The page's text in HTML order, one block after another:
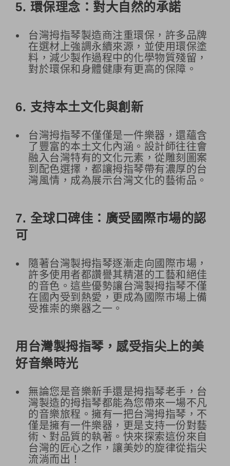
5. 環保理念：對大自然的承諾
台灣拇指琴製造商注重環保，許多品牌
在選材上強調永續來源，並使用環保塗
料，減少製作過程中的化學物質殘留，
對於環保和身體健康有更高的保障。
6. 支持本土文化與創新
台灣拇指琴不僅僅是一件樂器，還蘊含
了豐富的本土文化內涵。設計師往往會
融入台灣特有的文化元素，從雕刻圖案
到配色選擇，都讓拇指琴帶有濃厚的台
灣風情，成為展示台灣文化的藝術品。
7. 全球口碑佳：廣受國際市場的認
可
隨著台灣製拇指琴逐漸走向國際市場，
許多使用者都讚譽其精湛的工藝和絕佳
的音色。這些優勢讓台灣製拇指琴不僅
在國內受到熱愛，更成為國際市場上備
受推崇的樂器之一。
用台灣製拇指琴，感受指尖上的美
好音樂時光
無論您是音樂新手還是拇指琴老手，台
灣製造的拇指琴都能為您帶來一場不凡
的音樂旅程。擁有一把台灣拇指琴，不
僅是擁有一件樂器，更是支持一份對藝
術、對品質的執著。快來探索這份來自
台灣的匠心之作，讓美妙的旋律從指尖
流淌而出！